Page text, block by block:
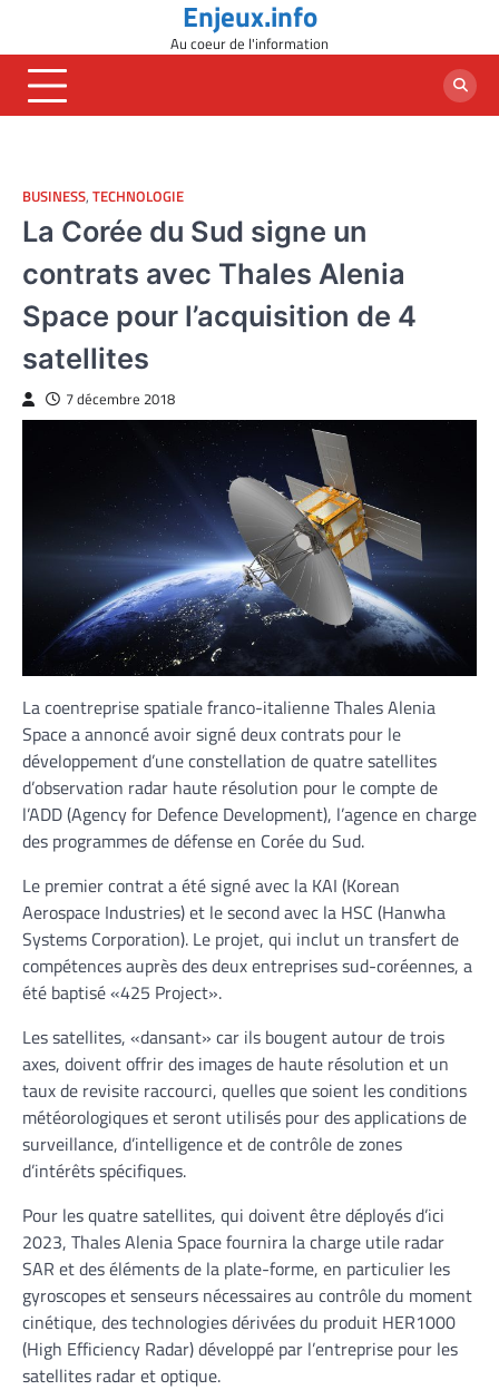
content
Enjeux.info
Au coeur de l'information
BUSINESS, TECHNOLOGIE
La Corée du Sud signe un
contrats avec Thales Alenia
Space pour l’acquisition de 4
satellites
7 décembre 2018
La coentreprise spatiale franco-italienne Thales Alenia
Space a annoncé avoir signé deux contrats pour le
développement d’une constellation de quatre satellites
d’observation radar haute résolution pour le compte de
l’ADD (Agency for Defence Development), l’agence en charge
des programmes de défense en Corée du Sud.
Le premier contrat a été signé avec la KAI (Korean
Aerospace Industries) et le second avec la HSC (Hanwha
Systems Corporation). Le projet, qui inclut un transfert de
compétences auprès des deux entreprises sud-coréennes, a
été baptisé «425 Project».
Les satellites, «dansant» car ils bougent autour de trois
axes, doivent offrir des images de haute résolution et un
taux de revisite raccourci, quelles que soient les conditions
météorologiques et seront utilisés pour des applications de
surveillance, d’intelligence et de contrôle de zones
d’intérêts spécifiques.
Pour les quatre satellites, qui doivent être déployés d’ici
2023, Thales Alenia Space fournira la charge utile radar
SAR et des éléments de la plate-forme, en particulier les
gyroscopes et senseurs nécessaires au contrôle du moment
cinétique, des technologies dérivées du produit HER1000
(High Efficiency Radar) développé par l’entreprise pour les
satellites radar et optique.